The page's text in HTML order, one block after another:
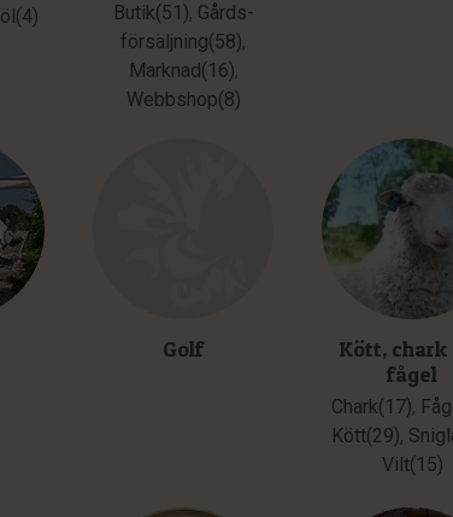
Butik(51), Gårds­
försäljning(58),
Marknad(16),
Webbshop(8)
Golf
Kött, chark
fågel
Chark(17),
Kött(29),
Vilt(15)